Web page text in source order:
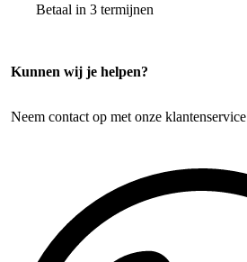
Betaal in 3 termijnen
Kunnen wij je helpen?
Neem contact op met onze klantenservice